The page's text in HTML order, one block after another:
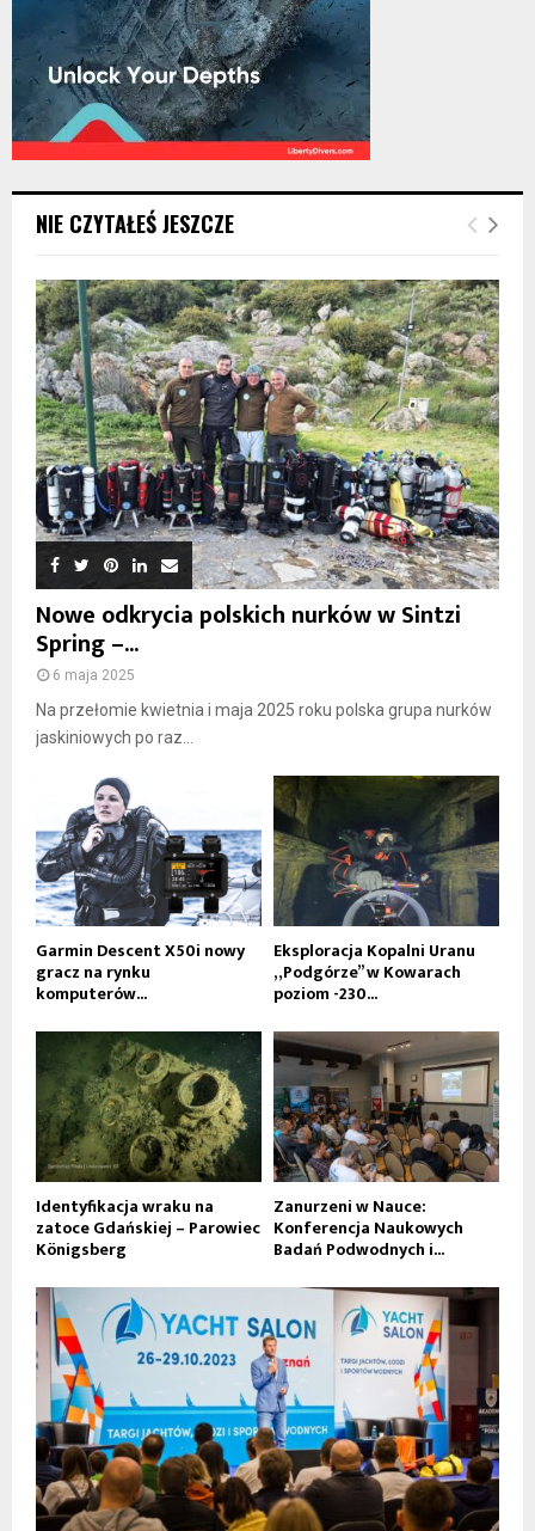
NIE CZYTAŁEŚ JESZCZE
Nowe odkrycia polskich nurków w Sintzi
Spring –...
6 maja 2025
Na przełomie kwietnia i maja 2025 roku polska grupa nurków
jaskiniowych po raz...
Garmin Descent X50i nowy
gracz na rynku
komputerów...
Eksploracja Kopalni Uranu
„Podgórze” w Kowarach
poziom -230...
Identyfikacja wraku na
zatoce Gdańskiej – Parowiec
Königsberg
Zanurzeni w Nauce:
Konferencja Naukowych
Badań Podwodnych i...